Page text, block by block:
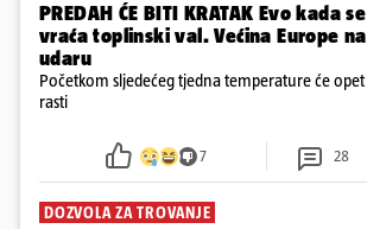
PREDAH ĆE BITI KRATAK Evo kada se
vraća toplinski val. Većina Europe na
udaru
Početkom sljedećeg tjedna temperature će opet
rasti
7 28
DOZVOLA ZA TROVANJE